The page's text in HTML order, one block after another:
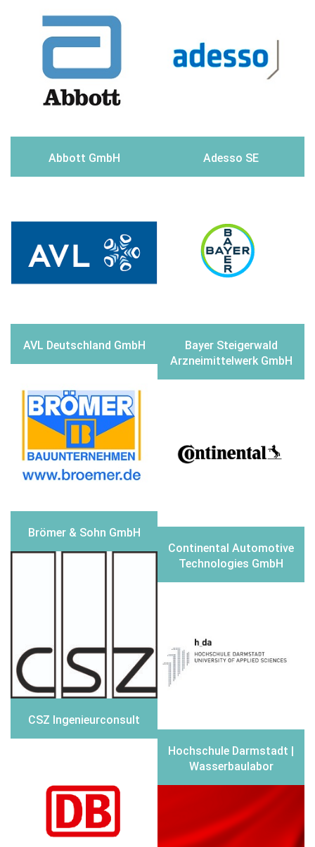
Abbott GmbH Adesso SE
AVL Deutschland GmbH
Bayer Steigerwald
Arzneimittelwerk GmbH
Brömer & Sohn GmbH
Continental Automotive
Technologies GmbH
CSZ Ingenieurconsult
Hochschule Darmstadt |
Wasserbaulabor